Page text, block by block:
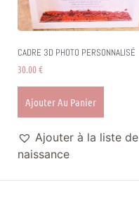
CADRE 3D PHOTO PERSONNALISÉ
30.00€
Ajouter Au Panier
Ajouter à la liste de
naissance